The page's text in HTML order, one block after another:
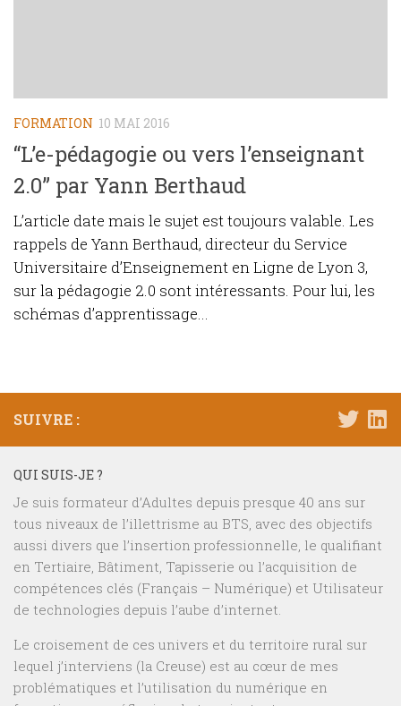
FORMATION 10 MAI 2016
“L’e-pédagogie ou vers l’enseignant
2.0” par Yann Berthaud
L’article date mais le sujet est toujours valable. Les
rappels de Yann Berthaud, directeur du Service
Universitaire d’Enseignement en Ligne de Lyon 3,
sur la pédagogie 2.0 sont intéressants. Pour lui, les
schémas d’apprentissage...
SUIVRE :
QUI SUIS-JE ?
Je suis formateur d’Adultes depuis presque 40 ans sur
tous niveaux de l’illettrisme au BTS, avec des objectifs
aussi divers que l’insertion professionnelle, le qualifiant
en Tertiaire, Bâtiment, Tapisserie ou l’acquisition de
compétences clés (Français – Numérique) et Utilisateur
de technologies depuis l’aube d’internet.
Le croisement de ces univers et du territoire rural sur
lequel j’interviens (la Creuse) est au cœur de mes
problématiques et l’utilisation du numérique en